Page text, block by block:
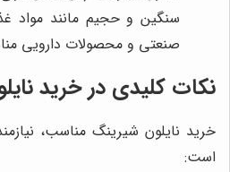
سنگین و حجیم مانند مواد
صنعتی و محصولات دارویی
نکات کلیدی در خرید
خرید نایلون شیرینگ مناسب،
است: